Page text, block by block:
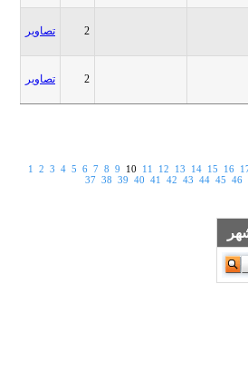
2 تصاویر
2 تصاویر
1 2 3 4 5 6 7 8 9 10 11 12 13 14 15 16
37 38 39 40 41 42 43 44 45 46